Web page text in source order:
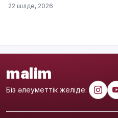
22 шілде, 2026
malim
Біз әлеуметтік желіде: